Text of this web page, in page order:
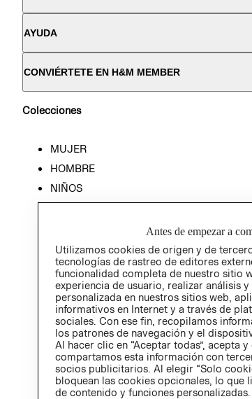
AYUDA
CONVIÉRTETE EN H&M MEMBER
Colecciones
MUJER
HOMBRE
NIÑOS
Antes de empezar a
Utilizamos cookies de origen y de
tecnologías de rastreo de editores
funcionalidad completa de nuestro sitio
experiencia de usuario, realizar análisis
personalizada en nuestros sitios web,
informativos en Internet y a través de
sociales. Con ese fin, recopilamos
los patrones de navegación y el
Al hacer clic en “Aceptar todas”, acepta
compartamos esta información con
socios publicitarios. Al elegir “Solo
bloquean las cookies opcionales, lo que
de contenido y funciones